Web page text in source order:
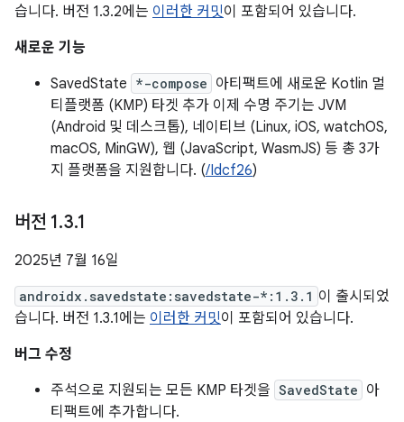
습니다. 버전 1.3.2에는 이러한 커밋이 포함되어 있습니다.
새로운 기능
SavedState *-compose 아티팩트에 새로운 Kotlin 멀
티플랫폼 (KMP) 타겟 추가 이제 수명 주기는 JVM
(Android 및 데스크톱), 네이티브 (Linux, iOS, watchOS,
macOS, MinGW), 웹 (JavaScript, WasmJS) 등 총 3가
지 플랫폼을 지원합니다. (/Idcf26)
버전 1.3.1
2025년 7월 16일
androidx.savedstate:savedstate-*:1.3.1 이 출시되었
습니다. 버전 1.3.1에는 이러한 커밋이 포함되어 있습니다.
버그 수정
주석으로 지원되는 모든 KMP 타겟을 SavedState 아
티팩트에 추가합니다.